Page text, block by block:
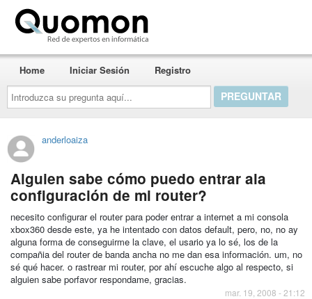
Introduzca
su
pregunta
aquí...
Home Iniciar Sesión Registro
anderloaiza
Alguien sabe cómo puedo entrar ala
configuración de mi router?
necesito configurar el router para poder entrar a internet a mi consola
xbox360 desde este, ya he intentado con datos default, pero, no, no ay
alguna forma de conseguirme la clave, el usario ya lo sé, los de la
compañia del router de banda ancha no me dan esa información. um, no
sé qué hacer. o rastrear mi router, por ahí escuche algo al respecto, si
alguien sabe porfavor respondame, gracias.
mar. 19, 2008 - 21:12